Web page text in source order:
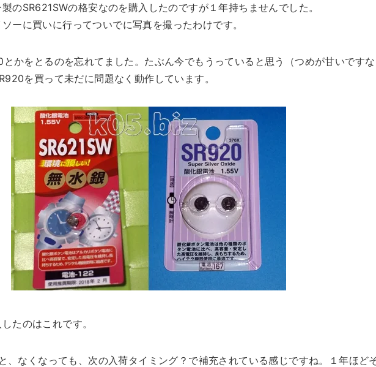
のSR621SWの格安なのを購入したのですが１年持ちませんでした。
ーに買いに行ってついでに写真を撮ったわけです。
かをとるのを忘れてました。たぶん今でもうっていると思う（つめが甘いです
を買って未だに問題なく動作しています。
たのはこれです。
、なくなっても、次の入荷タイミング？で補充されている感じですね。１年ほど